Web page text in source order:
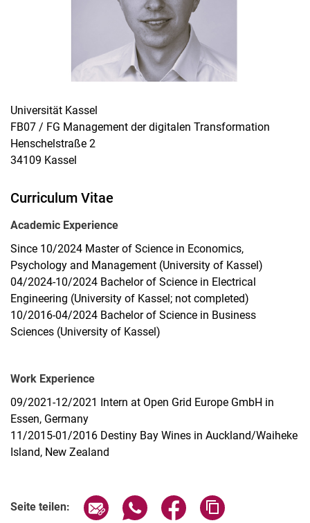
Universität Kassel
FB07 / FG Management der digitalen Transformation
Henschelstraße 2
34109 Kassel
Curriculum Vitae
Academic Experience
Since 10/2024 Master of Science in Economics,
Psychology and Management (University of Kassel)
04/2024-10/2024 Bachelor of Science in Electrical
Engineering (University of Kassel; not completed)
10/2016-04/2024 Bachelor of Science in Business
Sciences (University of Kassel)
Work Experience
09/2021-12/2021 Intern at Open Grid Europe GmbH in
Essen, Germany
11/2015-01/2016 Destiny Bay Wines in Auckland/Waiheke
Island, New Zealand
Seite teilen: Seite über E-Mail teilen
Seite über WhatsApp teilen
Seite über Facebook